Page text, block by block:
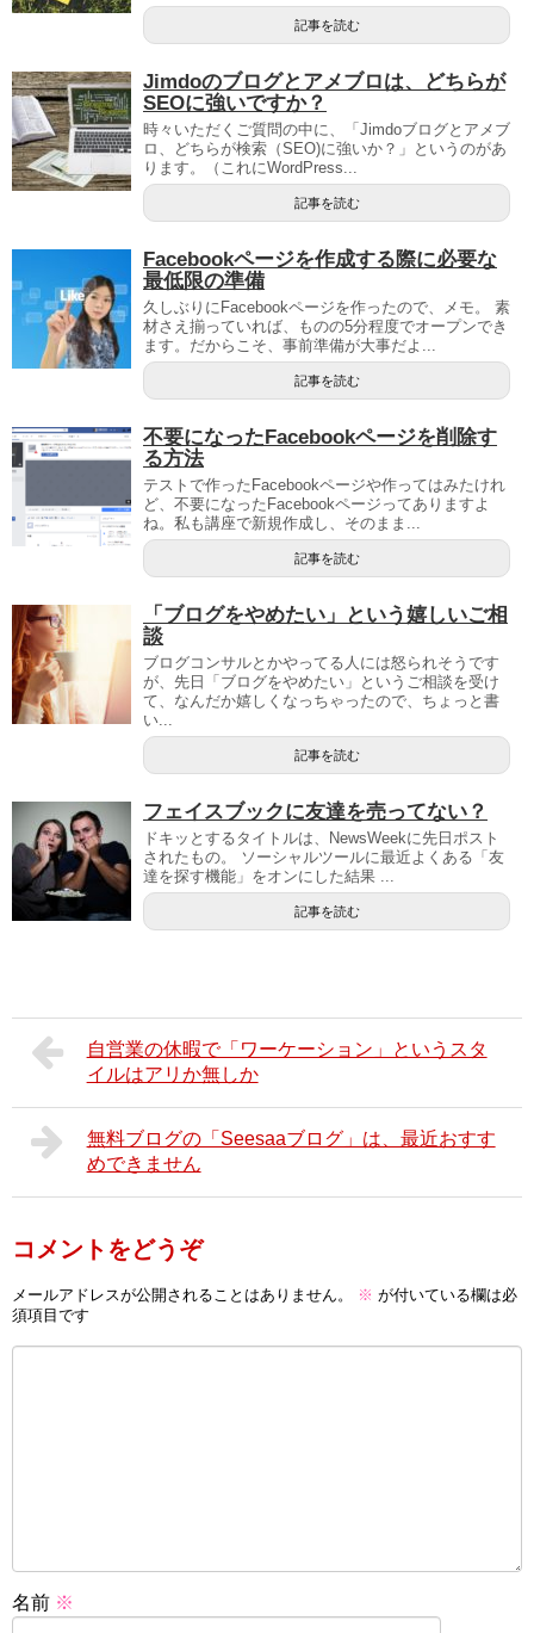
記事を読む
Jimdoのブログとアメブロは、どちらが
SEOに強いですか？
時々いただくご質問の中に、「Jimdoブログとアメブ
ロ、どちらが検索（SEO)に強いか？」というのがあ
ります。（これにWordPress...
記事を読む
Facebookページを作成する際に必要な
最低限の準備
久しぶりにFacebookページを作ったので、メモ。 素
材さえ揃っていれば、ものの5分程度でオープンでき
ます。だからこそ、事前準備が大事だよ...
記事を読む
不要になったFacebookページを削除す
る方法
テストで作ったFacebookページや作ってはみたけれ
ど、不要になったFacebookページってありますよ
ね。私も講座で新規作成し、そのまま...
記事を読む
「ブログをやめたい」という嬉しいご相
談
ブログコンサルとかやってる人には怒られそうです
が、先日「ブログをやめたい」というご相談を受け
て、なんだか嬉しくなっちゃったので、ちょっと書
い...
記事を読む
フェイスブックに友達を売ってない？
ドキッとするタイトルは、NewsWeekに先日ポスト
されたもの。 ソーシャルツールに最近よくある「友
達を探す機能」をオンにした結果 ...
記事を読む
自営業の休暇で「ワーケーション」というスタ
イルはアリか無しか
無料ブログの「Seesaaブログ」は、最近おすす
めできません
コメントをどうぞ
メールアドレスが公開されることはありません。 ※ が付いている欄は必
須項目です
名前 ※